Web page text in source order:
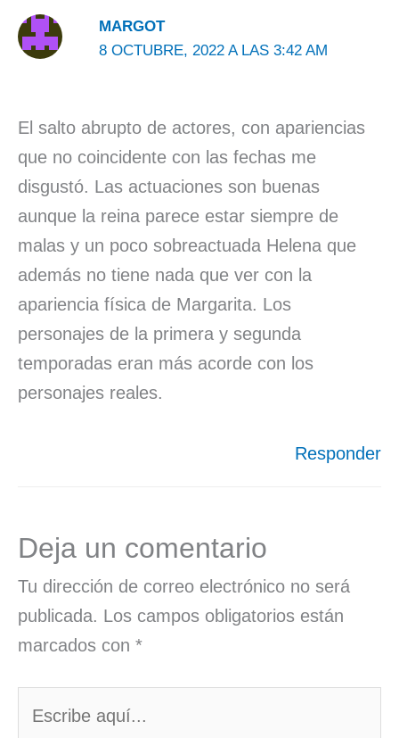
MARGOT
8 OCTUBRE, 2022 A LAS 3:42 AM
El salto abrupto de actores, con apariencias
que no coincidente con las fechas me
disgustó. Las actuaciones son buenas
aunque la reina parece estar siempre de
malas y un poco sobreactuada Helena que
además no tiene nada que ver con la
apariencia física de Margarita. Los
personajes de la primera y segunda
temporadas eran más acorde con los
personajes reales.
Responder
Deja un comentario
Tu dirección de correo electrónico no será
publicada. Los campos obligatorios están
marcados con *